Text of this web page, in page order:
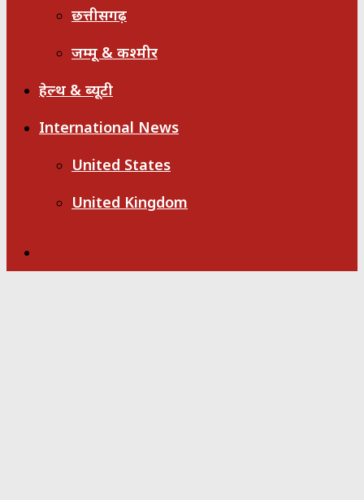
छत्तीसगढ़
जम्मू & कश्मीर
हेल्थ & ब्यूटी
International News
United States
United Kingdom